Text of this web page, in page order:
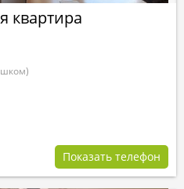
квартира
Показать телефон